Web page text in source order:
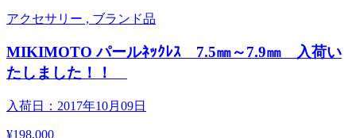
アクセサリー , ブランド品
MIKIMOTO パールﾈｯｸﾚｽ 7.5㎜～7.9㎜ 入荷い
たしました！！
入荷日：2017年10月09日
¥198,000